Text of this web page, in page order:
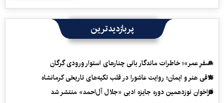
پربازدیدترین
«سفرِ عمر»؛ خاطرات ماندگار بانی چنارهای استوار ورودی گرگان
تلاقی هنر و ایمان؛ روایت عاشورا در قلب تکیه‌های تاریخی کرمانشاه
فراخوان نوزدهمین دوره جایزه ادبی «جلال آل‌احمد» منتشر شد